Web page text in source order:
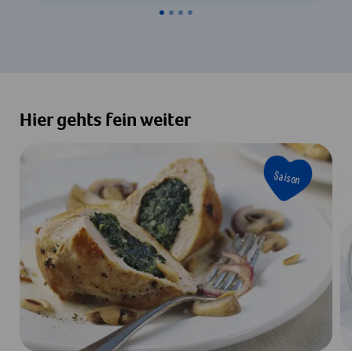
Hier gehts fein weiter
Saison